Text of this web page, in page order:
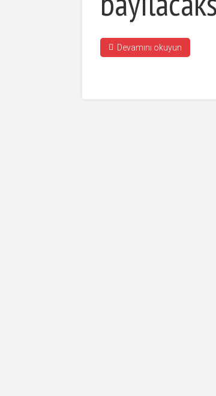
Devamını okuyun